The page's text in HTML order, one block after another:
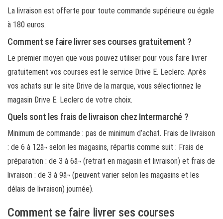
La livraison est offerte pour toute commande supérieure ou égale
à 180 euros.
Comment se faire livrer ses courses gratuitement ?
Le premier moyen que vous pouvez utiliser pour vous faire livrer
gratuitement vos courses est le service Drive E. Leclerc. Après
vos achats sur le site Drive de la marque, vous sélectionnez le
magasin Drive E. Leclerc de votre choix.
Quels sont les frais de livraison chez Intermarché ?
Minimum de commande : pas de minimum d’achat. Frais de livraison
: de 6 à 12â¬ selon les magasins, répartis comme suit : Frais de
préparation : de 3 à 6â¬ (retrait en magasin et livraison) et frais de
livraison : de 3 à 9â¬ (peuvent varier selon les magasins et les
délais de livraison) journée).
Comment se faire livrer ses courses